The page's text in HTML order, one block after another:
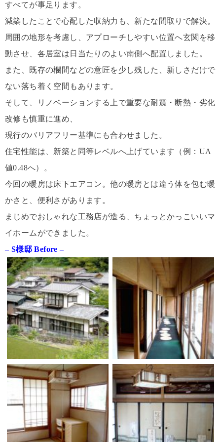
すべてが事足ります。
減築したことで心配した収納力も、新たな間取りで解決。
周囲の地形を考慮し、アプローチしやすい位置へ玄関を移
動させ、各居室は日当たりのよい南側へ配置しました。
また、既存の欄間などの意匠を少し残した、新しさだけで
ない落ち着く空間もあります。
そして、リノベーションする上で重要な耐震・断熱・劣化
改修も慎重に進め、
現行のバリアフリー基準にも合わせました。
住宅性能は、新築と同等レベルへ上げています（例：UA
値0.48へ）。
今回の暖房は床下エアコン。他の暖房とは違う体を包む暖
かさと、便利さがあります。
まじめでおしゃれな工務店が造る、ちょっとかっこいいマ
イホームができました。
– S様邸 Before –